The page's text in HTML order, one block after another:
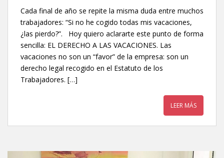
Cada final de año se repite la misma duda entre muchos
trabajadores: “Si no he cogido todas mis vacaciones,
¿las pierdo?”. Hoy quiero aclararte este punto de forma
sencilla: EL DERECHO A LAS VACACIONES. Las
vacaciones no son un “favor” de la empresa: son un
derecho legal recogido en el Estatuto de los
Trabajadores. […]
LEER MÁS